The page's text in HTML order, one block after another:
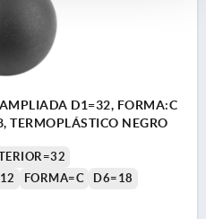
D1=32, FORMA:C
TERMOPLÁSTICO NEGRO
FORMA=C
D6=18